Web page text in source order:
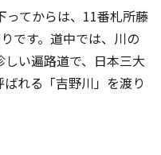
ってからは、11番札所藤
です。道中では、川の
い遍路道で、日本三大
れる「吉野川」を渡り